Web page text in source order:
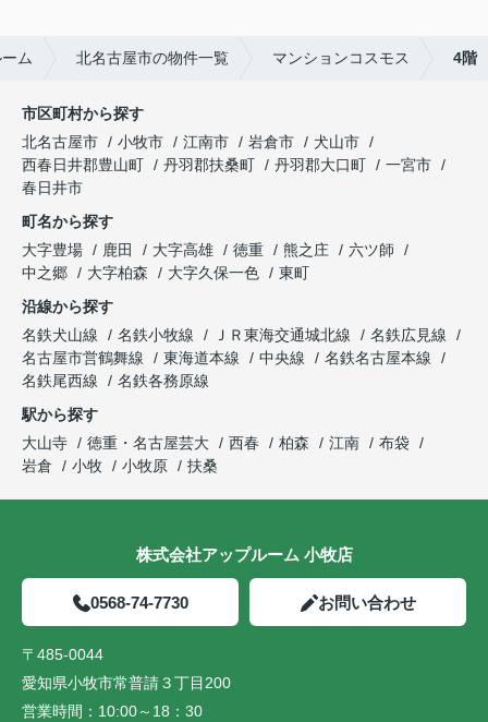
ム 北名古屋市の物件一覧 マンションコスモス 4階
市区町村から探す
北名古屋市
小牧市 江南市 岩倉市
犬山市
西春日井郡豊山町
丹羽郡扶桑町 丹羽郡大口町
一宮市
春日井市
町名から探す
大字豊場
鹿田 大字高雄 徳重 熊之庄
六ツ師
中之郷
大字柏森 大字久保一色
東町
沿線から探す
名鉄犬山線
名鉄小牧線 ＪＲ東海交通城北線
名鉄広見線
名古屋市営鶴舞線
東海道本線 中央線
名鉄名古屋本線
名鉄尾西線
名鉄各務原線
駅から探す
大山寺
徳重・名古屋芸大 西春 柏森 江南
布袋
岩倉
小牧 小牧原 扶桑
株式会社アップルーム 小牧店
0568-74-7730 お問い合わせ
〒485-0044
愛知県小牧市常普請３丁目200
営業時間： 10:00～18：30